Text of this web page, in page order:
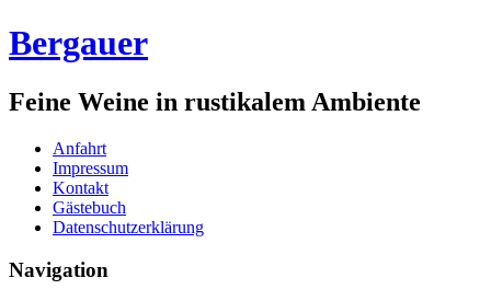
Bergauer
Feine Weine in rustikalem Ambiente
Anfahrt
Impressum
Kontakt
Gästebuch
Datenschutzerklärung
Navigation